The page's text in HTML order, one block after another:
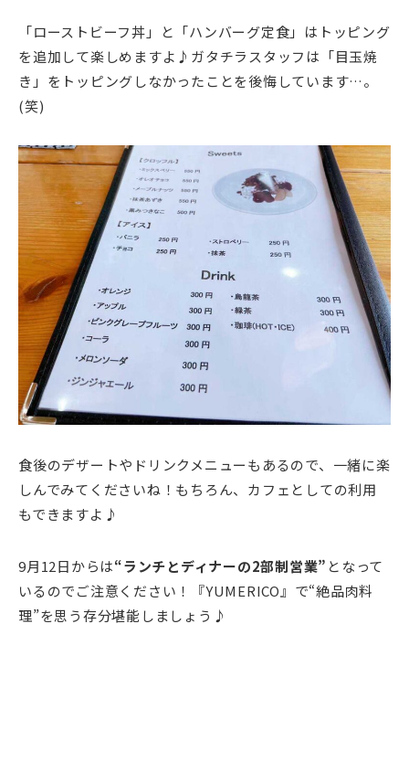
「ローストビーフ丼」と「ハンバーグ定食」はトッピング
を追加して楽しめますよ♪ガタチラスタッフは「目玉焼
き」をトッピングしなかったことを後悔しています…。
(笑)
食後のデザートやドリンクメニューもあるので、一緒に楽
しんでみてくださいね！もちろん、カフェとしての利用
もできますよ♪
9月12日からは“ランチとディナーの2部制営業” となって
いるのでご注意ください！『YUMERICO』で“絶品肉料
理”を思う存分堪能しましょう♪